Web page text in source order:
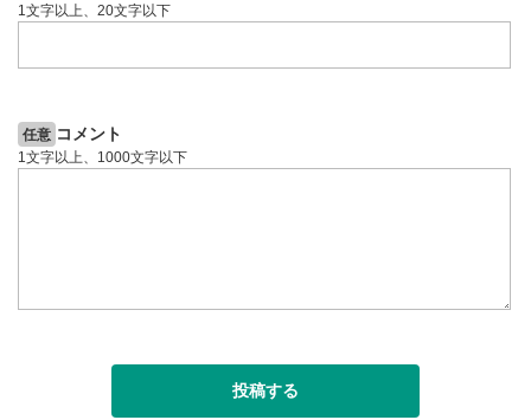
1文字以上、20文字以下
任意 コメント
1文字以上、1000文字以下
投稿する